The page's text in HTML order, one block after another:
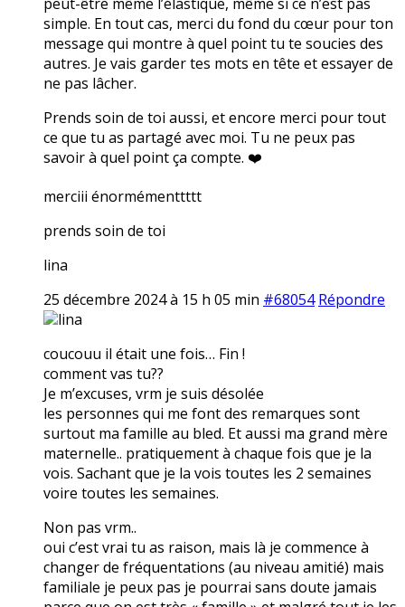
simple. En tout cas, merci du fond du cœur pour ton
message qui montre à quel point tu te soucies des
autres. Je vais garder tes mots en tête et essayer de
ne pas lâcher.
Prends soin de toi aussi, et encore merci pour tout
ce que tu as partagé avec moi. Tu ne peux pas
savoir à quel point ça compte. ❤️
merciii énormémenttttt
prends soin de toi
lina
25 décembre 2024 à 15 h 05 min #68054 Répondre
lina
coucouu il était une fois… Fin !
comment vas tu??
Je m’excuses, vrm je suis désolée
les personnes qui me font des remarques sont
surtout ma famille au bled. Et aussi ma grand mère
maternelle.. pratiquement à chaque fois que je la
vois. Sachant que je la vois toutes les 2 semaines
voire toutes les semaines.
Non pas vrm..
oui c’est vrai tu as raison, mais là je commence à
changer de fréquentations (au niveau amitié) mais
familiale je peux pas je pourrai sans doute jamais